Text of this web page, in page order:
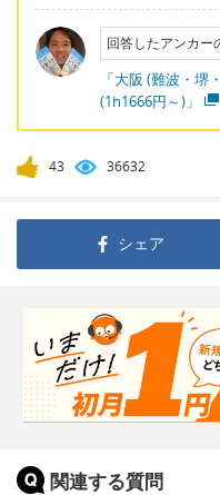
回答したアンカー
「大阪 (難波・堺
(1h1666円～)」
43 36632
シェア
関連する質問